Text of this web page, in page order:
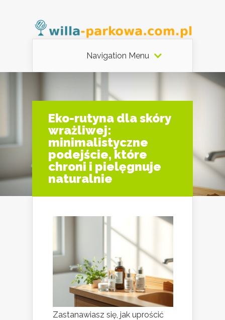
Navigation Menu
Eko-rutyna dla skóry
wrażliwej:
minimalistyczne
podejście, które
chroni i pielęgnuje
naturalnie
Zastanawiasz się, jak uprościć